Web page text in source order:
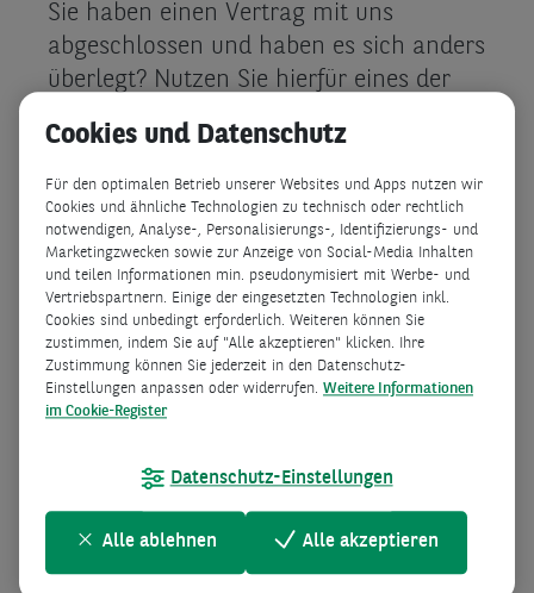
Sie haben einen Vertrag mit uns
abgeschlossen und haben es sich anders
überlegt? Nutzen Sie hierfür eines der
Ihren Widerrufswunsch mit.
Versicherungsvertrag widerrufen
Cookies und Datenschutz
Für den optimalen Betrieb unserer Websites und Apps nutzen wir
Cookies und ähnliche Technologien zu technisch oder rechtlich
notwendigen, Analyse-, Personalisierungs-, Identifizierungs- und
Marketingzwecken sowie zur Anzeige von Social-Media Inhalten
und teilen Informationen min. pseudonymisiert mit Werbe- und
Vertriebspartnern. Einige der eingesetzten Technologien inkl.
Cookies sind unbedingt erforderlich. Weiteren können Sie
zustimmen, indem Sie auf "Alle akzeptieren" klicken. Ihre
Zustimmung können Sie jederzeit in den Datenschutz-
Einstellungen anpassen oder widerrufen. Weitere Informationen
im Cookie-Register
Datenschutz-Einstellungen
Alle ablehnen Alle akzeptieren